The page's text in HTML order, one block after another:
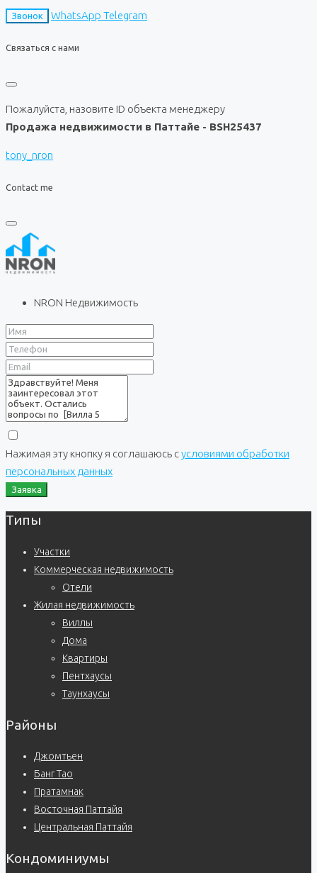
Звонок WhatsApp Telegram
Связаться с нами
Пожалуйста, назовите ID объекта менеджеру
Продажа недвижимости в Паттайе - BSH25437
tony_nron
Contact me
NRON Недвижимость
Нажимая эту кнопку я соглашаюсь сусловиями обработки
персональных данных
Заявка
Типы
Участки
Коммерческая недвижимость
Отели
Жилая недвижимость
Виллы
Дома
Квартиры
Пентхаусы
Таунхаусы
Районы
Джомтьен
Банг Тао
Пратамнак
Восточная Паттайя
Центральная Паттайя
Кондоминиумы